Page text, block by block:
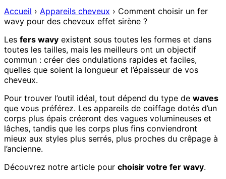
Accueil › Appareils cheveux › Comment choisir un fer
wavy pour des cheveux effet sirène ?
Les fers wavy existent sous toutes les formes et dans
toutes les tailles, mais les meilleurs ont un objectif
commun : créer des ondulations rapides et faciles,
quelles que soient la longueur et l’épaisseur de vos
cheveux.
Pour trouver l’outil idéal, tout dépend du type de waves
que vous préférez. Les appareils de coiffage dotés d’un
corps plus épais créeront des vagues volumineuses et
lâches, tandis que les corps plus fins conviendront
mieux aux styles plus serrés, plus proches du crêpage à
l’ancienne.
Découvrez notre article pour choisir votre fer wavy.